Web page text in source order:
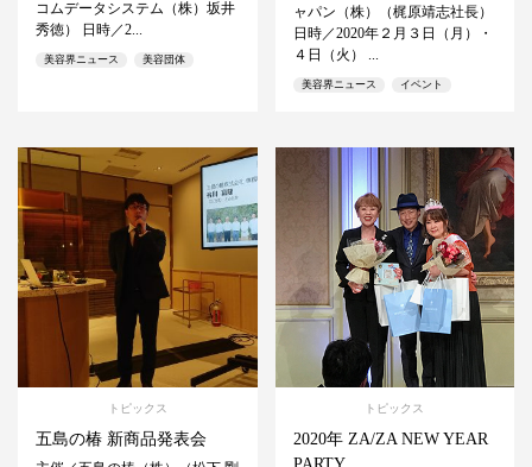
コムデータシステム（株）坂井
秀徳） 日時／2...
美容界ニュース 美容団体
ャパン（株）（梶原靖志社長）
日時／2020年２月３日（月）・
４日（火） ...
美容界ニュース イベント
トピックス
五島の椿 新商品発表会
トピックス
2020年 ZA/ZA NEW YEAR
PARTY